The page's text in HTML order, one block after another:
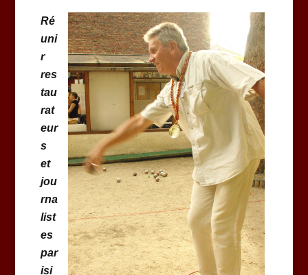
Ré
uni
r
res
tau
rat
eur
s
et
jou
rna
list
es
par
isi